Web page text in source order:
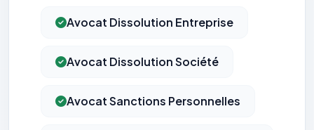
Avocat Dissolution Entreprise
Avocat Dissolution Société
Avocat Sanctions Personnelles